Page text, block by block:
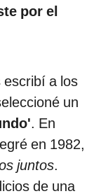
por el
a los
un
. En
en 1982,
juntos.
de una